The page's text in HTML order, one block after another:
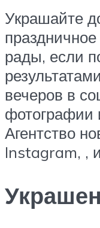
Украшайте
рады, если
вечеров в
фотографии
Агентство
Instagram, ,